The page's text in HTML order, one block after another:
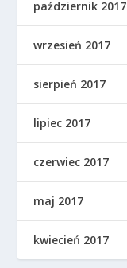
październik 2017
wrzesień 2017
sierpień 2017
lipiec 2017
czerwiec 2017
maj 2017
kwiecień 2017